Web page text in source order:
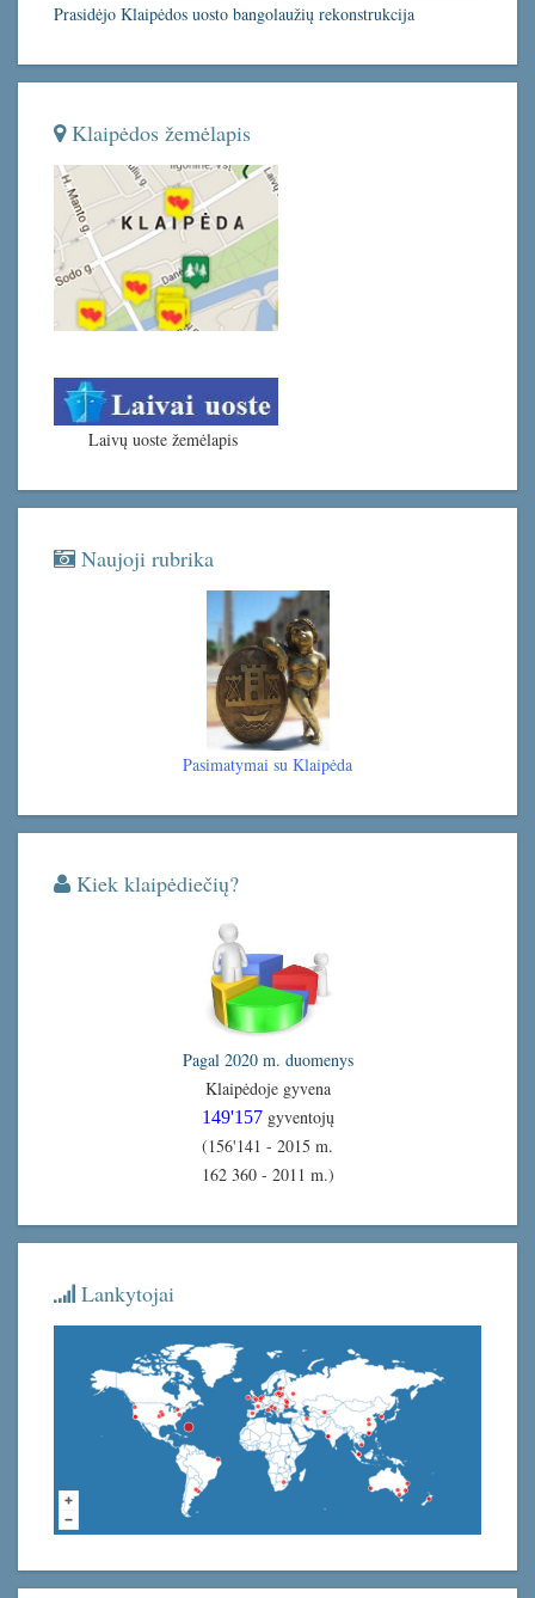
Prasidėjo Klaipėdos uosto bangolaužių rekonstrukcija
Klaipėdos žemėlapis
Laivų uoste žemėlapis
Naujoji rubrika
Pasimatymai su Klaipėda
Kiek klaipėdiečių?
Pagal 2020 m. duomenys
Klaipėdoje gyvena
149'157 gyventojų
(156'141 - 2015 m.
162 360 - 2011 m.)
Lankytojai